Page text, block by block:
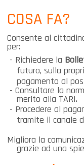
COSA FA?
Consente al
per:
- Richiedere la
futuro, sulla
pagamento al
- Consultare la
merito alla TARI.
- Procedere al
tramite il canale
Migliora la
grazie ad una